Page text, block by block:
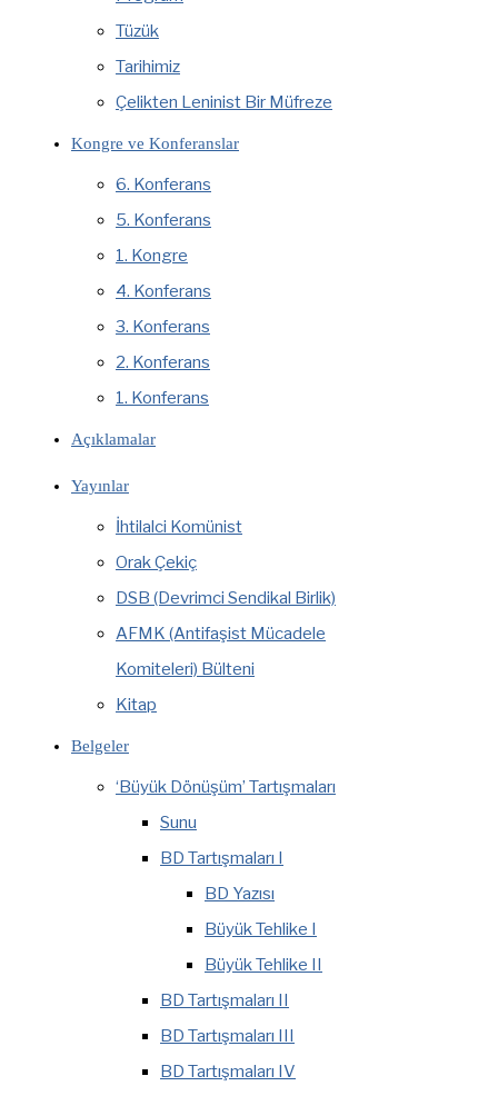
Tüzük
Tarihimiz
Çelikten Leninist Bir Müfreze
Kongre ve Konferanslar
6. Konferans
5. Konferans
1. Kongre
4. Konferans
3. Konferans
2. Konferans
1. Konferans
Açıklamalar
Yayınlar
İhtilalci Komünist
Orak Çekiç
DSB (Devrimci Sendikal Birlik)
AFMK (Antifaşist Mücadele
Komiteleri) Bülteni
Kitap
Belgeler
‘Büyük Dönüşüm’ Tartışmaları
Sunu
BD Tartışmaları I
BD Yazısı
Büyük Tehlike I
Büyük Tehlike II
BD Tartışmaları II
BD Tartışmaları III
BD Tartışmaları IV